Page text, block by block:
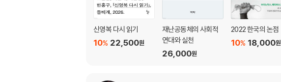
신영복 다시 읽기
22,500원
10%
재난공동체의 사회적
연대와 실천
26,000원
2022 한국의 논점
18,000원
10%